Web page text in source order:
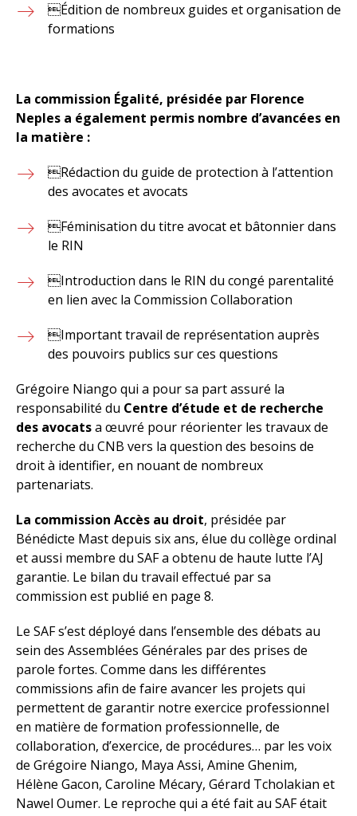
Édition de nombreux guides et organisation de
formations
La commission Égalité, présidée par Florence
Neples a également permis nombre d’avancées en
la matière :
Rédaction du guide de protection à l’attention
des avocates et avocats
Féminisation du titre avocat et bâtonnier dans
le RIN
Introduction dans le RIN du congé parentalité
en lien avec la Commission Collaboration
Important travail de représentation auprès
des pouvoirs publics sur ces questions
Grégoire Niango qui a pour sa part assuré la
responsabilité du Centre d’étude et de recherche
des avocatsa œuvré pour réorienter les travaux de
recherche du CNB vers la question des besoins de
droit à identifier, en nouant de nombreux
partenariats.
La commission Accès au droit, présidée par
Bénédicte Mast depuis six ans, élue du collège ordinal
et aussi membre du SAF a obtenu de haute lutte l’AJ
garantie. Le bilan du travail effectué par sa
commission est publié en page 8.
Le SAF s’est déployé dans l’ensemble des débats au
sein des Assemblées Générales par des prises de
parole fortes. Comme dans les différentes
commissions afin de faire avancer les projets qui
permettent de garantir notre exercice professionnel
en matière de formation professionnelle, de
collaboration, d’exercice, de procédures… par les voix
de Grégoire Niango, Maya Assi, Amine Ghenim,
Hélène Gacon, Caroline Mécary, Gérard Tcholakian et
Nawel Oumer. Le reproche qui a été fait au SAF était